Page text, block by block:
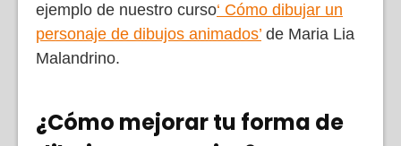
ejemplo de nuestro curso‘ Cómo dibujar un
personaje de dibujos animados’ de Maria Lia
Malandrino.
¿Cómo mejorar tu forma de